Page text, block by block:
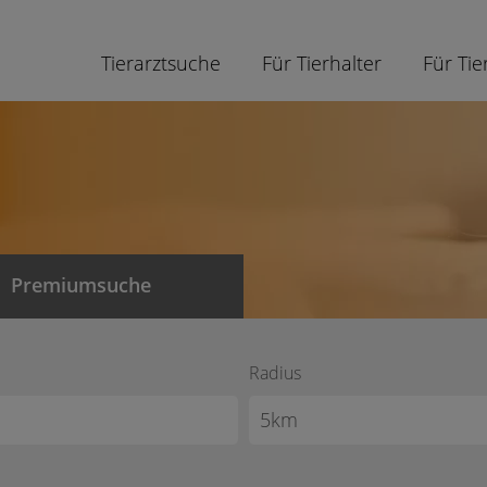
Tierarztsuche Für Tierhalter Für
Premiumsuche
Radius